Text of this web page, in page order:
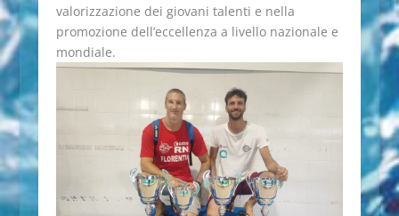
valorizzazione dei giovani talenti e nella
promozione dell’eccellenza a livello nazionale e
mondiale.